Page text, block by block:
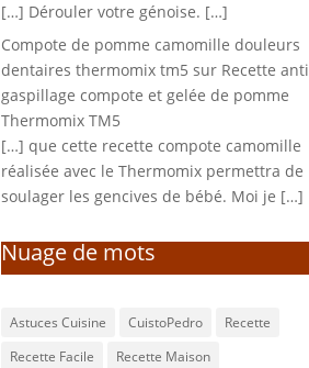
[…] Dérouler votre génoise. […]
Compote de pomme camomille douleurs
dentaires thermomix tm5 sur Recette anti
gaspillage compote et gelée de pomme
Thermomix TM5
[…] que cette recette compote camomille
réalisée avec le Thermomix permettra de
soulager les gencives de bébé. Moi je […]
Nuage de mots
Astuces Cuisine CuistoPedro
Recette
Recette Facile
Recette Maison